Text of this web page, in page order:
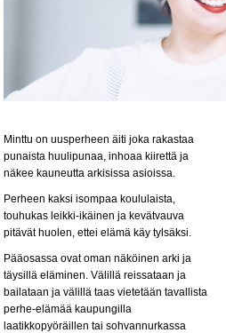
Minttu on uusperheen äiti joka rakastaa
punaista huulipunaa, inhoaa kiirettä ja
näkee kauneutta arkisissa asioissa.
Perheen kaksi isompaa koululaista,
touhukas leikki-ikäinen ja kevätvauva
pitävät huolen, ettei elämä käy tylsäksi.
Pääosassa ovat oman näköinen arki ja
täysillä eläminen. Välillä reissataan ja
bailataan ja välillä taas vietetään tavallista
perhe-elämää kaupungilla
laatikkopyöräillen tai sohvannurkassa